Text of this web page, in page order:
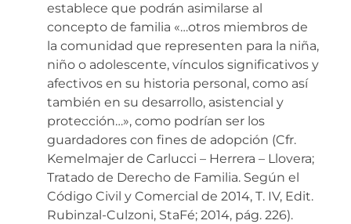
establece que podrán asimilarse al
concepto de familia «…otros miembros de
la comunidad que representen para la niña,
niño o adolescente, vínculos significativos y
afectivos en su historia personal, como así
también en su desarrollo, asistencial y
protección…», como podrían ser los
guardadores con fines de adopción (Cfr.
Kemelmajer de Carlucci – Herrera – Llovera;
Tratado de Derecho de Familia. Según el
Código Civil y Comercial de 2014, T. IV, Edit.
Rubinzal-Culzoni, StaFé; 2014, pág. 226).